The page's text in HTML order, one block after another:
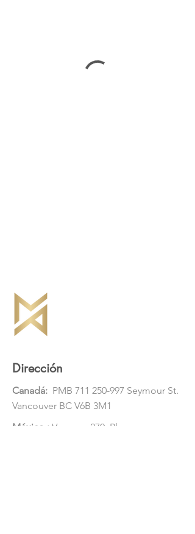
Dirección
Canadá: PMB 711 250-997 Seymour St.
Vancouver BC V6B 3M1
México : Veracruz 270, Plaza